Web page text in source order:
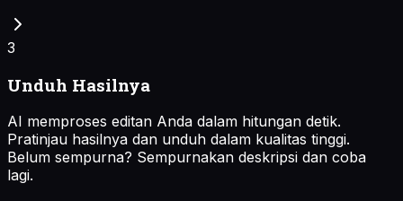
3
Unduh Hasilnya
AI memproses editan Anda dalam hitungan detik.
Pratinjau hasilnya dan unduh dalam kualitas tinggi.
Belum sempurna? Sempurnakan deskripsi dan coba
lagi.